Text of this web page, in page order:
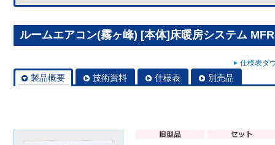
ルームエアコン(霧ヶ峰) [本体]床暖房システム
仕様表ダ
製品概要 技術資料 仕様表 別売品